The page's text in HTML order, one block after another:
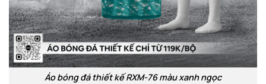
Áo bóng đá thiết kế RXM-76 màu xanh ngọc